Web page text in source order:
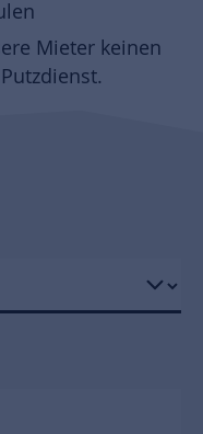
Mieter keinen